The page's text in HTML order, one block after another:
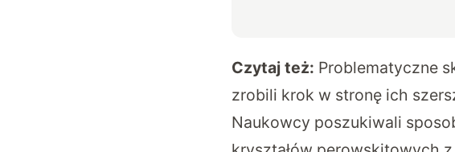
Czytaj też: Problematyczne
zrobili krok w stronę ich
Naukowcy poszukiwali